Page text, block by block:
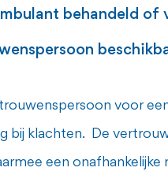
behandeld of
voor
bij klachten. De
een onafhankelijke